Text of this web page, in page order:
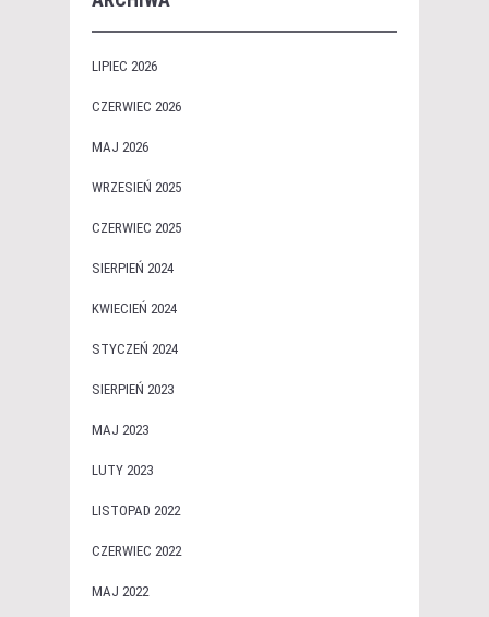
LIPIEC 2026
CZERWIEC 2026
MAJ 2026
WRZESIEŃ 2025
CZERWIEC 2025
SIERPIEŃ 2024
KWIECIEŃ 2024
STYCZEŃ 2024
SIERPIEŃ 2023
MAJ 2023
LUTY 2023
LISTOPAD 2022
CZERWIEC 2022
MAJ 2022